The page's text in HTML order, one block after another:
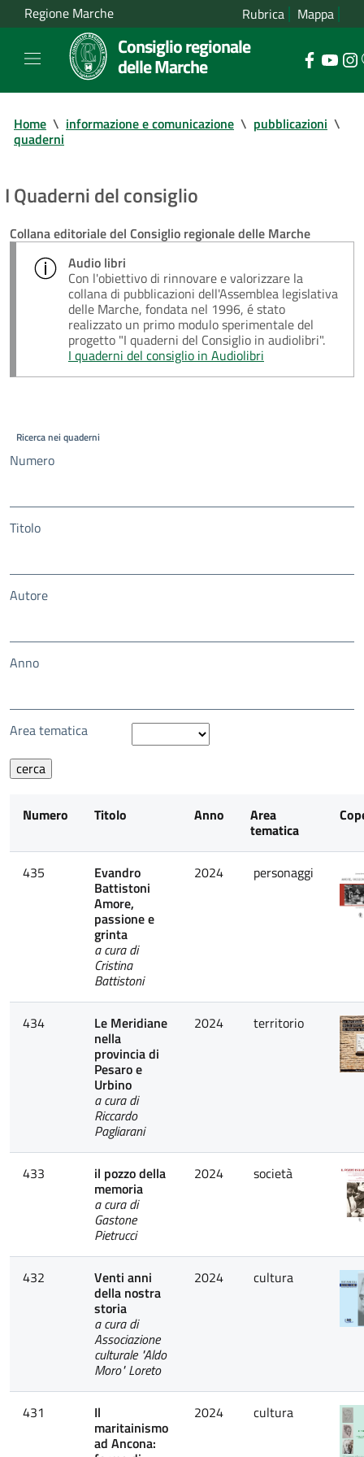
Regione Marche Rubrica Mappa
Consiglio regionale
delle Marche
Home \ informazione e comunicazione \ pubblicazioni \
quaderni
I Quaderni del consiglio
Collana editoriale del Consiglio regionale delle Marche
Audio libri
Con l'obiettivo di rinnovare e valorizzare la
collana di pubblicazioni dell'Assemblea legislativa
delle Marche, fondata nel 1996, é stato
realizzato un primo modulo sperimentale del
progetto "I quaderni del Consiglio in audiolibri".
I quaderni del consiglio in Audiolibri
Ricerca nei quaderni
Numero
Titolo
Autore
Anno
Area tematica
Numero Titolo Anno Area
tematica
435 Evandro
Battistoni
Amore,
passione e
grinta
a cura di
Cristina
Battistoni
2024 personaggi
434 Le Meridiane
nella
provincia di
Pesaro e
Urbino
a cura di
Riccardo
Pagliarani
2024 territorio
433 il pozzo della
memoria
a cura di
Gastone
Pietrucci
2024 società
432 Venti anni
della nostra
storia
a cura di
Associazione
culturale "Aldo
Moro" Loreto
2024 cultura
431 Il
maritainismo
ad Ancona:
2024 cultura